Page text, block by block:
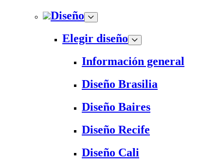
Diseño
Elegir diseño
Información general
Diseño Brasilia
Diseño Baires
Diseño Recife
Diseño Cali